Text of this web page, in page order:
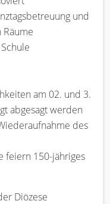
und
am 02. und 3.
abgesagt werden
des
feiern 150-jähriges
Diözese